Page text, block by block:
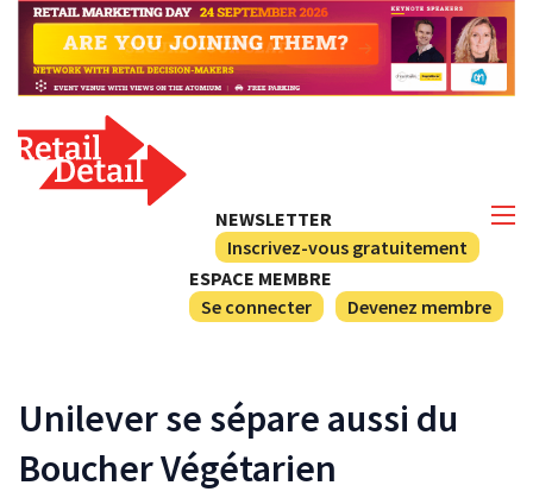
NEWSLETTER
Inscrivez-vous gratuitement
ESPACE MEMBRE
Se connecter
Devenez membre
Unilever se sépare aussi du
Boucher Végétarien